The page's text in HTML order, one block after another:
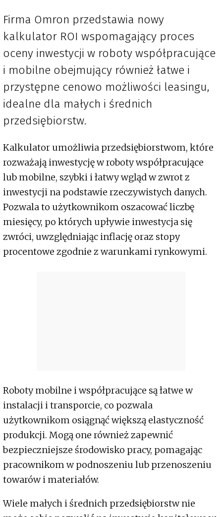
Firma Omron przedstawia nowy
kalkulator ROI wspomagający proces
oceny inwestycji w roboty współpracujące
i mobilne obejmujący również łatwe i
przystępne cenowo możliwości leasingu,
idealne dla małych i średnich
przedsiębiorstw.
Kalkulator umożliwia przedsiębiorstwom, które
rozważają inwestycję w roboty współpracujące
lub mobilne, szybki i łatwy wgląd w zwrot z
inwestycji na podstawie rzeczywistych danych.
Pozwala to użytkownikom oszacować liczbę
miesięcy, po których upływie inwestycja się
zwróci, uwzględniając inflację oraz stopy
procentowe zgodnie z warunkami rynkowymi.
Roboty mobilne i współpracujące są łatwe w
instalacji i transporcie, co pozwala
użytkownikom osiągnąć większą elastyczność
produkcji. Mogą one również zapewnić
bezpieczniejsze środowisko pracy, pomagając
pracownikom w podnoszeniu lub przenoszeniu
towarów i materiałów.
Wiele małych i średnich przedsiębiorstw nie